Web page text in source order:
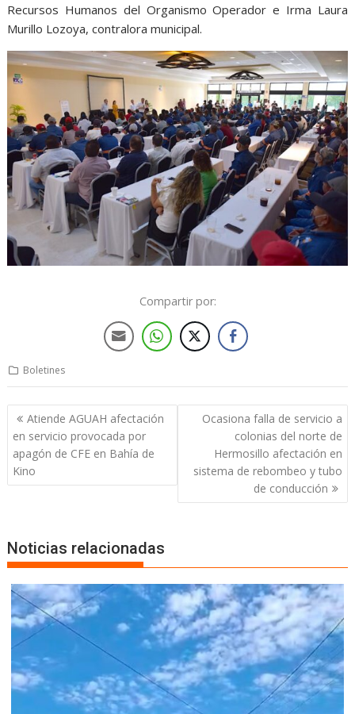
Recursos Humanos del Organismo Operador e Irma Laura
Murillo Lozoya, contralora municipal.
Compartir por:
Boletines
Atiende AGUAH afectación
en servicio provocada por
apagón de CFE en Bahía de
Kino
Ocasiona falla de servicio a
colonias del norte de
Hermosillo afectación en
sistema de rebombeo y tubo
de conducción
Noticias relacionadas